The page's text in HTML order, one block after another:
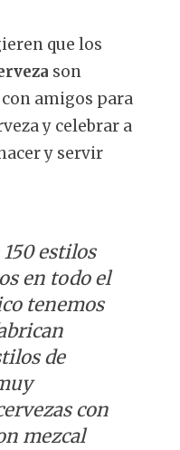
que los
son
amigos para
y celebrar a
y servir
estilos
en todo el
tenemos
de
con
mezcal